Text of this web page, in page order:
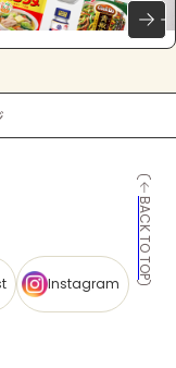
BACK TO TOP
Instagram